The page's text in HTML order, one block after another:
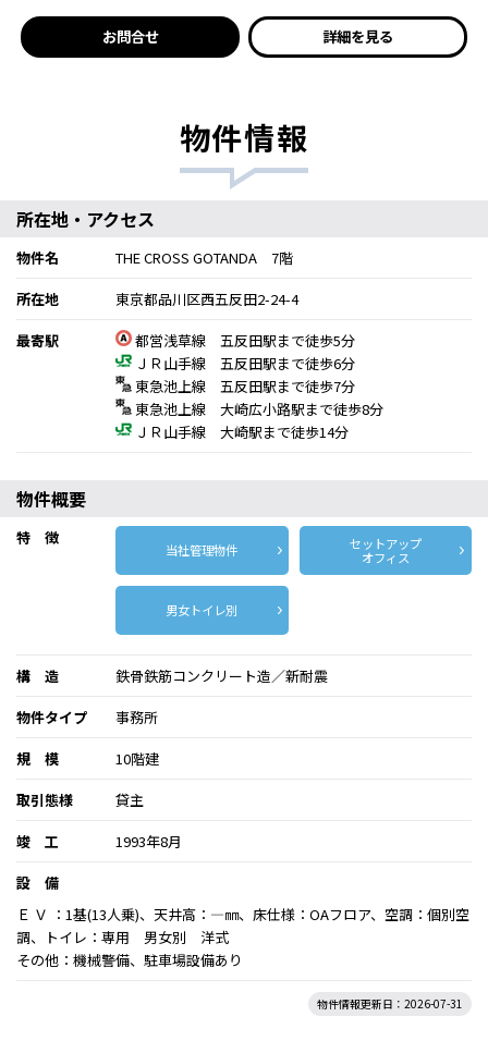
お問合せ 詳細を見る
物件情報
所在地・アクセス
物件名
THE CROSS GOTANDA 7階
所在地
東京都品川区西五反田2-24-4
最寄駅
都営浅草線 五反田駅まで徒歩5分
ＪＲ山手線 五反田駅まで徒歩6分
東急池上線 五反田駅まで徒歩7分
東急池上線 大崎広小路駅まで徒歩8分
ＪＲ山手線 大崎駅まで徒歩14分
物件概要
特 徴
当社管理物件
セットアップ
オフィス
男女トイレ別
構 造
鉄骨鉄筋コンクリート造／新耐震
物件タイプ
事務所
規 模
10階建
取引態様
貸主
竣 工
1993年8月
設 備
Ｅ Ｖ ：1基(13人乗)、天井高：―㎜、床仕様：OAフロア、空調：個別空
調、トイレ：専用 男女別 洋式
その他：機械警備、駐車場設備あり
物件情報更新日：2026-07-31